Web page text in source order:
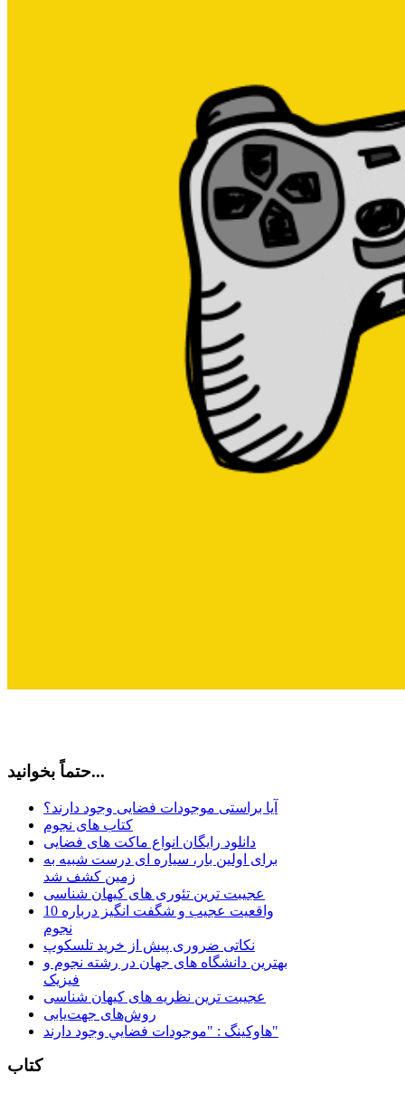
حتماً بخوانید...
آیا براستی موجودات فضایی وجود دارند؟
کتاب های نجوم
دانلود رایگان انواع ماکت های فضایی
برای اولین بار، سیاره ای درست شبیه به
زمین کشف شد
عجیبت ترین تئوری های کیهان شناسی
10 واقعیت عجیب و شگفت انگیز درباره
نجوم
نکاتی ضروری پیش از خرید تلسکوپ
بهترین دانشگاه های جهان در رشته نجوم و
فیزیک
عجیبت ترین نظریه های کیهان شناسی
روش‌های جهت‌یابی
هاوكينگ : "موجودات فضايي وجود دارند"
کتاب